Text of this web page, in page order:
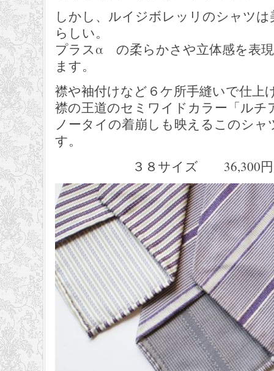
しかし、ルイジボレッリのシャツ
らしい。
プラスα の柔らかさや立体感を表
ます。
襟や袖付けなど６ケ所手縫いで仕上
襟の王道のセミワイドカラー「ルチ
ノータイの着崩しも映えるこのシ
す。
３８サイズ 36,300円